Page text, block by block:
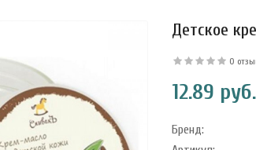
Детское
0
12.89 руб.
Бренд: